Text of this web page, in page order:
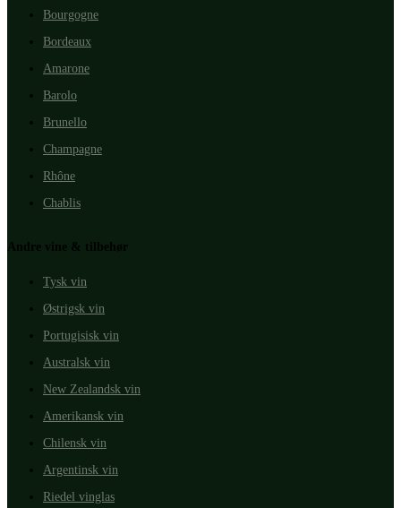
Bourgogne
Bordeaux
Amarone
Barolo
Brunello
Champagne
Rhône
Chablis
Andre vine & tilbehør
Tysk vin
Østrigsk vin
Portugisisk vin
Australsk vin
New Zealandsk vin
Amerikansk vin
Chilensk vin
Argentinsk vin
Riedel vinglas